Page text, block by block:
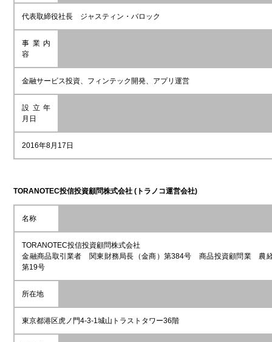
代表取締役社長 ジャスティン・バロック
事業内
容
金融サービス投資、フィンテック開発、アプリ運営
設立年
月日
2016年8月17日
TORANOTEC投信投資顧問株式会社 (トラノコ運営会社)
名称
TORANOTEC投信投資顧問株式会社
金融商品取引業者 関東財務局長（金商）第384号 商品投資顧問業 農
第19号
所在地
東京都港区虎ノ門4-3-1城山トラストタワー36階